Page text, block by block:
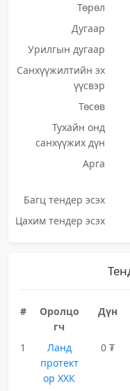
Төрөл
Дугаар
Урилгын дугаар
Санхүүжилтийн эх
үүсвэр
Төсөв
Тухайн онд
санхүүжих дүн
Арга
Багц тендер эсэх
Цахим тендер эсэх
#
Оролцо
гч
Дүн
1
Ланд
протект
ор ХХК
0 ₮